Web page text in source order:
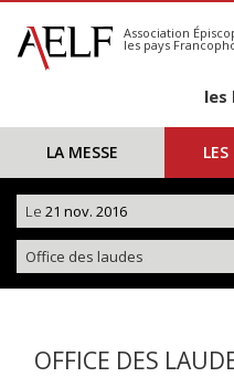
S'abonner
Calendrier
Association
les pays
les
LA MESSE LES
Le 21 nov. 2016
Office des laudes
OFFICE DES